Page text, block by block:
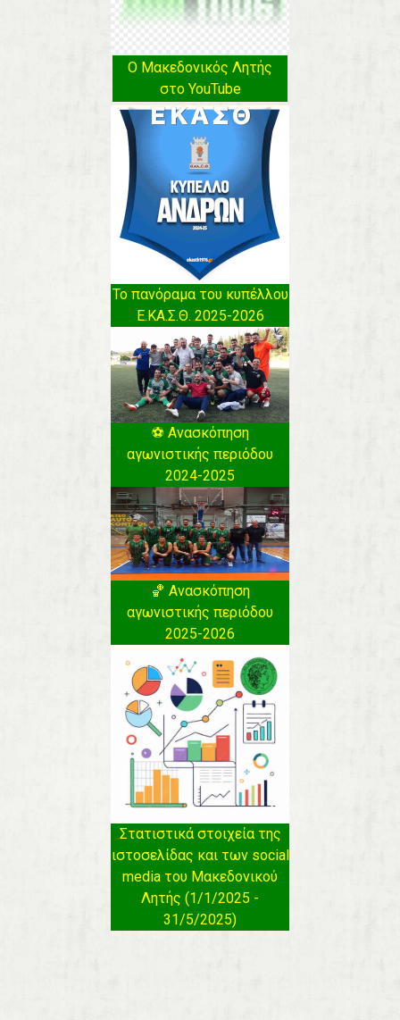
Ο Μακεδονικός Λητής
στο YouTube
Το πανόραμα του κυπέλλου
Ε.ΚΑ.Σ.Θ. 2025-2026
⚽️ Ανασκόπηση
αγωνιστικής περιόδου
2024-2025
🏀 Ανασκόπηση
αγωνιστικής περιόδου
2025-2026
Στατιστικά στοιχεία της
ιστοσελίδας και των social
media του Μακεδονικού
Λητής (1/1/2025 -
31/5/2025)